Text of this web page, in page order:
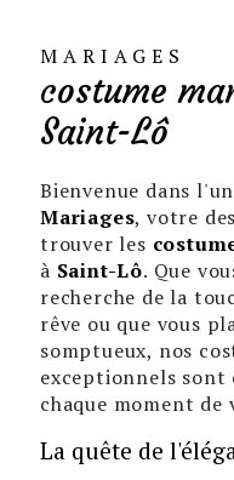
MARIAGES
costume
Saint-Lô
Bienvenue dans
Mariages, votre
trouver les
à Saint-Lô. Que
recherche de la
rêve ou que vous
somptueux, nos
exceptionnels sont
chaque moment de
La quête de